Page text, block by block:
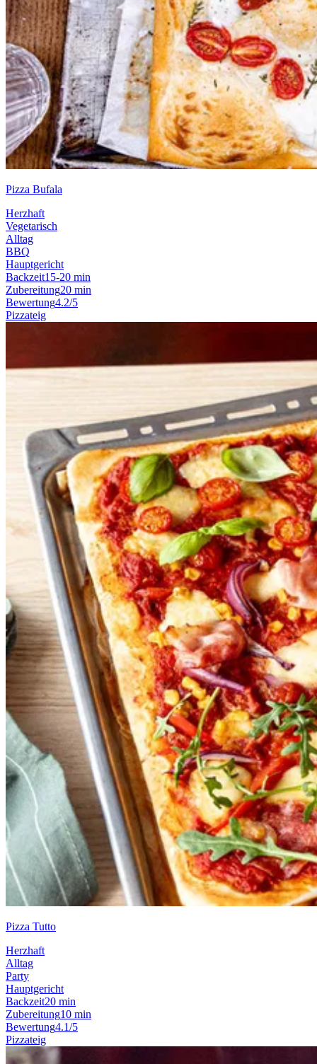
Pizza Bufala
Herzhaft
Vegetarisch
Alltag
BBQ
Hauptgericht
Backzeit15-20 min
Zubereitung20 min
Bewertung4.2/5
Pizzateig
Pizza Tutto
Herzhaft
Alltag
Party
Hauptgericht
Backzeit20 min
Zubereitung10 min
Bewertung4.1/5
Pizzateig